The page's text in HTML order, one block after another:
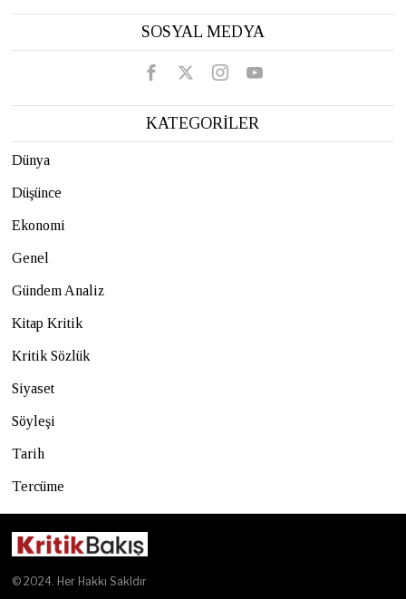
SOSYAL MEDYA
KATEGORİLER
Dünya
Düşünce
Ekonomi
Genel
Gündem Analiz
Kitap Kritik
Kritik Sözlük
Siyaset
Söyleşi
Tarih
Tercüme
© 2024. Her Hakkı Sakldır